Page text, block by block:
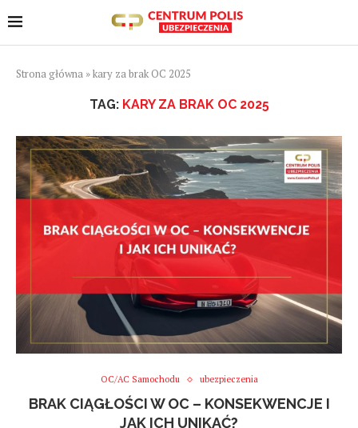
Strona główna »kary za brak OC 2025
TAG: KARY ZA BRAK OC 2025
OC/AC Samochodu ubezpieczenia
BRAK CIĄGŁOŚCI W OC – KONSEKWENCJE I
JAK ICH UNIKAĆ?